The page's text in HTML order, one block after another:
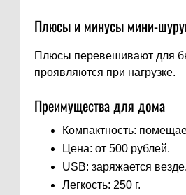
Плюсы и минусы мини-
Плюсы перевешивают для
проявляются при нагрузке.
Преимущества для дома
Компактность:
Цена: от 500 рублей.
USB: заряжается везде.
Легкость: 250 г.